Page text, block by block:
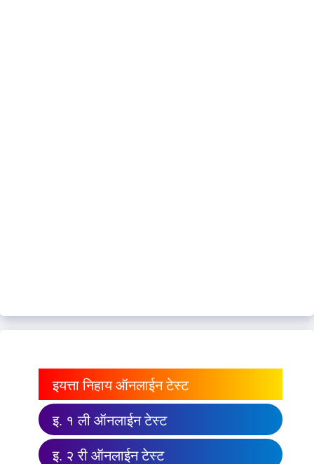
इयत्ता निहाय ऑनलाईन टेस्ट
इ. १ ली ऑनलाईन टेस्ट
इ. २ री ऑनलाईन टेस्ट